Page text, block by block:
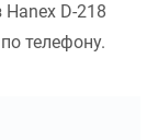
D-218
телефону.